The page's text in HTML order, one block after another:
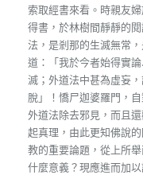
索取經書來看。時親友
得書，於林樹間靜靜的
法，是剎那的生滅無常
道：「我於今者始得實
滅；外道法中甚為虛妄
脫」！憍尸迦婆羅門，
外道法除去邪見，而且
起真理，由此更知佛說
教的重要論題，從上所
什麼意義？現應進而加以